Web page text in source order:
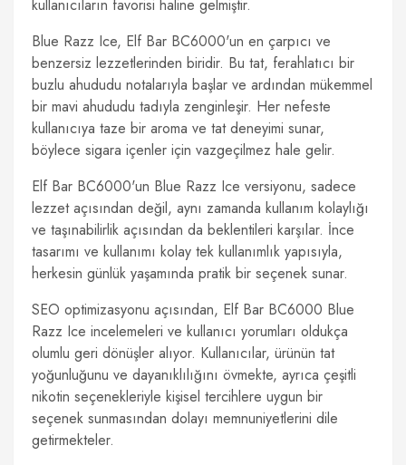
kullanıcıların favorisi haline gelmiştir.
Blue Razz Ice, Elf Bar BC6000'un en çarpıcı ve
benzersiz lezzetlerinden biridir. Bu tat, ferahlatıcı bir
buzlu ahududu notalarıyla başlar ve ardından mükemmel
bir mavi ahududu tadıyla zenginleşir. Her nefeste
kullanıcıya taze bir aroma ve tat deneyimi sunar,
böylece sigara içenler için vazgeçilmez hale gelir.
Elf Bar BC6000'un Blue Razz Ice versiyonu, sadece
lezzet açısından değil, aynı zamanda kullanım kolaylığı
ve taşınabilirlik açısından da beklentileri karşılar. İnce
tasarımı ve kullanımı kolay tek kullanımlık yapısıyla,
herkesin günlük yaşamında pratik bir seçenek sunar.
SEO optimizasyonu açısından, Elf Bar BC6000 Blue
Razz Ice incelemeleri ve kullanıcı yorumları oldukça
olumlu geri dönüşler alıyor. Kullanıcılar, ürünün tat
yoğunluğunu ve dayanıklılığını övmekte, ayrıca çeşitli
nikotin seçenekleriyle kişisel tercihlere uygun bir
seçenek sunmasından dolayı memnuniyetlerini dile
getirmekteler.